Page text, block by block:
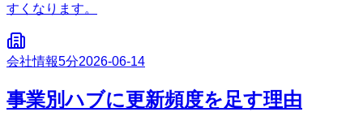
すくなります。
会社情報5分2026-06-14
事業別ハブに更新頻度を足す理由